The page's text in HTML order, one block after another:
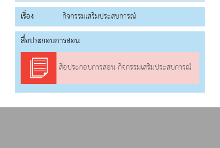
เรื่อง
กิจกรรมเสริมประสบการณ์
สื่อประกอบการสอน
สื่อประกอบการสอน กิจกรรมเสริมประสบการณ์